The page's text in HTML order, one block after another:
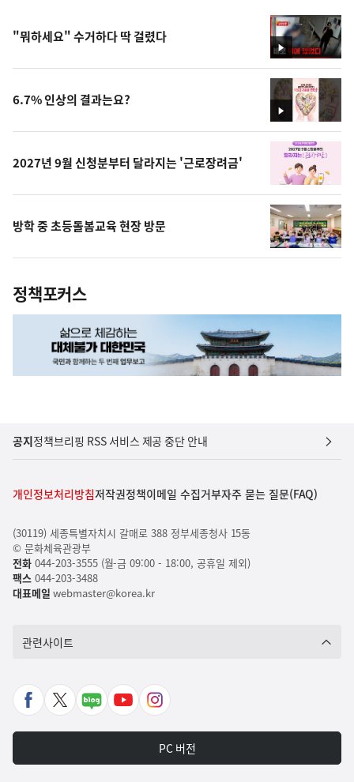
영
상
"뭐하세요" 수거하다 딱 걸렸다
영
상
6.7% 인상의 결과는요?
2027년 9월 신청분부터 달라지는 '근로장려금'
방학 중 초등돌봄교육 현장 방문
정책포커스
공지정책브리핑 RSS 서비스 제공 중단 안내
개인정보처리방침저작권정책이메일 수집거부자주 묻는 질문(FAQ)
(30119) 세종특별자치시 갈매로 388 정부세종청사 15동
© 문화체육관광부
전화044-203-3555 (월-금 09:00 - 18:00, 공휴일 제외)
팩스044-203-3488
대표메일 webmaster@korea.kr
관련사이트
페
북
X
가
네
포
유
바
인
타
그
PC 버전